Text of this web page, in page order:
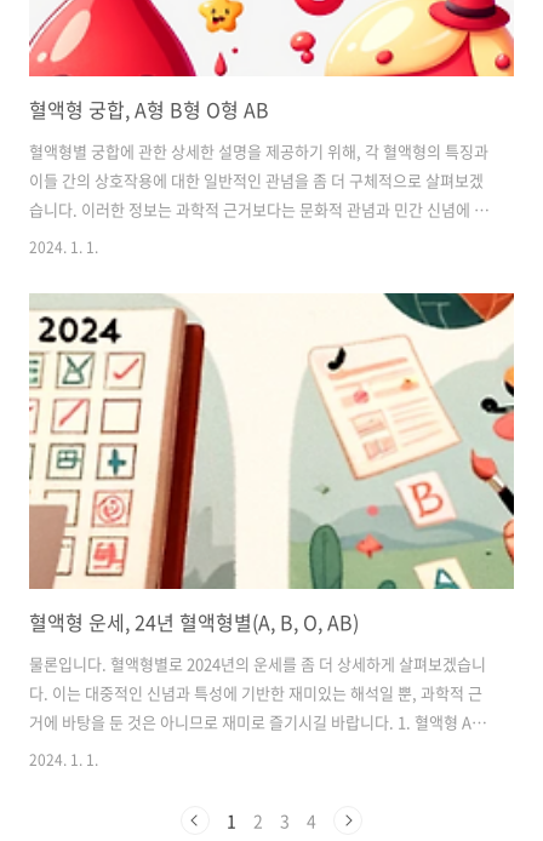
혈액형 궁합, A형 B형 O형 AB
혈액형별 궁합에 관한 상세한 설명을 제공하기 위해, 각 혈액형의 특징과
이들 간의 상호작용에 대한 일반적인 관념을 좀 더 구체적으로 살펴보겠
습니다. 이러한 정보는 과학적 근거보다는 문화적 관념과 민간 신념에 근
거한 것임을 유념해야 합니다. A형의 특징과 궁합 성격: 일반적으로 A형
니다. 그들은 종종 침착하고, 조직적이며, 신중한 편입니다. 궁합: A형은
다른 A형과 잘 어울리며, 이는 공통된 세심함과 체계적인 접근 방식 때문
일 수 있습니다. B형과의 관계도 균형을 이루는 경향이 있습니다. B형의
자유분방함이 A형의 체계성을 보완할 수 있기 때문입니다. B형의 특징
과 궁합 성격: B형은 자유로운 영혼으로 여겨지며, 독립적이고, 창의적
인 경..
2024. 1. 1.
혈액형 운세, 24년 혈액형별(A, B, O, AB)
물론입니다. 혈액형별로 2024년의 운세를 좀 더 상세하게 살펴보겠습니
다. 이는 대중적인 신념과 특성에 기반한 재미있는 해석일 뿐, 과학적 근
거에 바탕을 둔 것은 아니므로 재미로 즐기시길 바랍니다. 1. 혈액형 A
(2024년 운세) 성향: 조직적이고 성실함, 세심함 사랑과 관계: 안정적인
2024. 1. 1.
1 2 3 4